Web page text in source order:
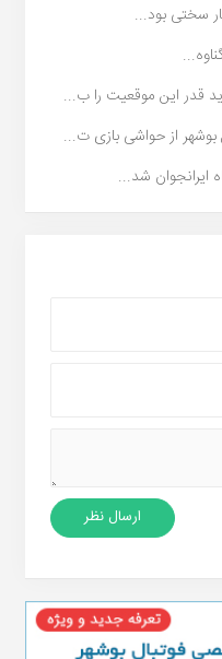
سختی بود...
قدر این موقعیت را ب...
از حواشی بازی ت...
ایرانجوان شد...